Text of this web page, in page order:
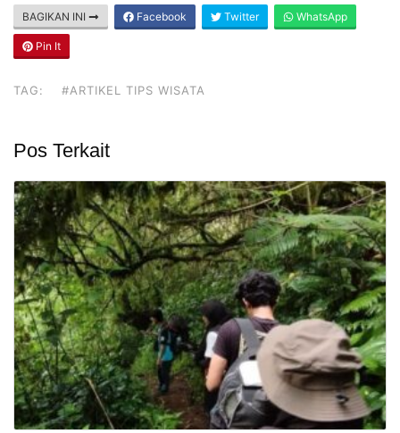
BAGIKAN INI Facebook Twitter WhatsApp
Pin It
TAG: #ARTIKEL TIPS WISATA
Pos Terkait